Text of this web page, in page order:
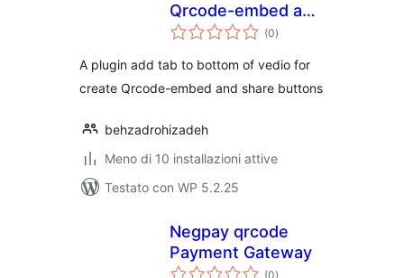
Qrcode-embed and
share buttons
(0valutazioni
totali
)
A plugin add tab to bottom of vedio for
create Qrcode-embed and share buttons
behzadrohizadeh
Meno di 10 installazioni attive
Testato con WP 5.2.25
Negpay qrcode
Payment Gateway
(0valutazioni
)